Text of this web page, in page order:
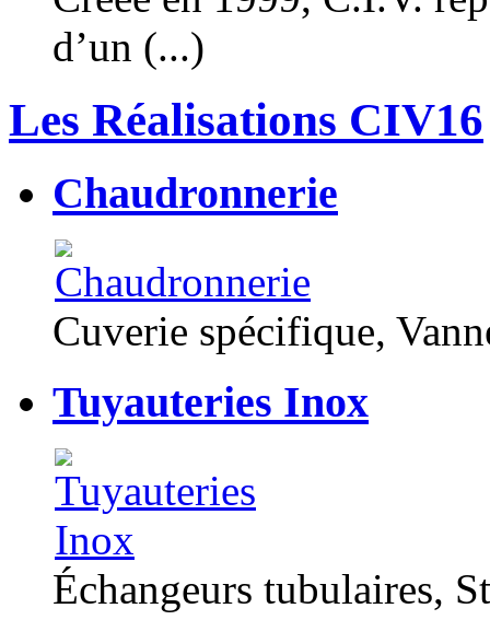
d’un (...)
Les Réalisations CIV16
Chaudronnerie
Cuverie spécifique,
Tuyauteries Inox
Échangeurs tubulaires,